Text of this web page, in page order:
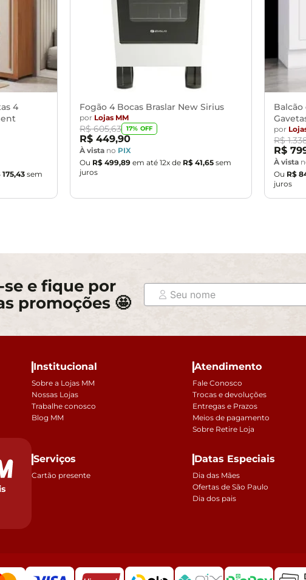
a entrega do produto.
4
175,43 sem
Fogão 4 Bocas Braslar New Sirius
por Lojas MM
R$ 605,63 17% OFF
R$ 449,90
À vista no PIX
Ou R$ 499,89 em até 12x de R$ 41,65 sem
juros
Balcão
por
R$ 1.
R$
À vista
Ou R$
juros
se e fique por
promoções 🤩
Institucional
Sobre a Lojas MM
Nossas Lojas
Trabalhe conosco
Blog MM
Atendimento
Fale Conosco
Trocas e devoluções
Entregas e Prazos
Meios de pagamento
Sobre Retire Loja
Serviços
Cartão presente
Datas Especiais
Dia das Mães
Ofertas de São Paulo
Dia dos pais